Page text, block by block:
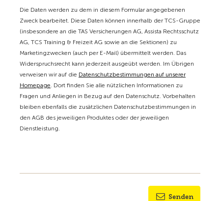
Die Daten werden zu dem in diesem Formular angegebenen
Zweck bearbeitet. Diese Daten können innerhalb der TCS-Gruppe
(insbesondere an die TAS Versicherungen AG, Assista Rechtsschutz
AG, TCS Training & Freizeit AG sowie an die Sektionen) zu
Marketingzwecken (auch per E-Mail) übermittelt werden. Das
Widerspruchsrecht kann jederzeit ausgeübt werden. Im Übrigen
verweisen wir auf die Datenschutzbestimmungen auf unserer
Homepage. Dort finden Sie alle nützlichen Informationen zu
Fragen und Anliegen in Bezug auf den Datenschutz. Vorbehalten
bleiben ebenfalls die zusätzlichen Datenschutzbestimmungen in
den AGB des jeweiligen Produktes oder der jeweiligen
Dienstleistung.
Senden